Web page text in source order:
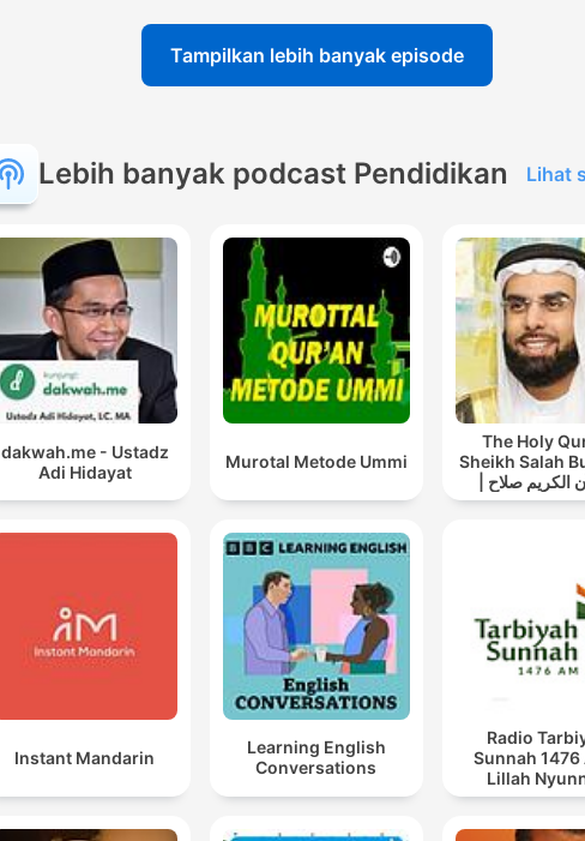
Tampilkan lebih banyak episode
Lebih banyak podcast Pendidikan Lihat
dakwah.me - Ustadz
Adi Hidayat
Murotal Metode Ummi
The Holy
Sheikh Salah
بوخاطر
Instant Mandarin
Learning English
Conversations
Radio
Sunnah 1476
Lillah
Merenah